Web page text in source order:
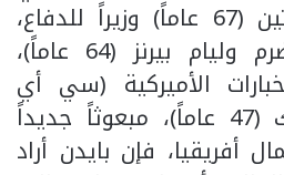
الجديد، ولويد أوستين (67 عاماً) وزيراً للدفاع،
والدبلوماسي المخضرم وليام بيرنز (64 عاماً)،
الأميركية (سي أي
إيه)، وبريت ماكغورك (47 عاماً)، مبعوثاً جديداً
فإن بايدن أراد